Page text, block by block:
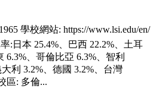
學校網站: https://www.lsi.edu/en/
:日本 25.4%、巴西 22.2%、土耳
6.3%、哥倫比亞 6.3%、智利
利 3.2%、德國 3.2%、台灣
區: 多倫...